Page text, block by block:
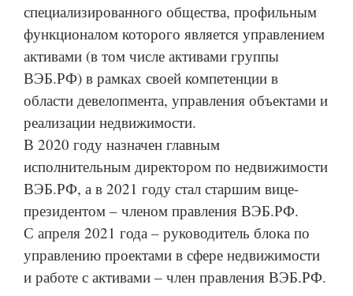
специализированного общества, профильным
функционалом которого является управлением
активами (в том числе активами группы
ВЭБ.РФ) в рамках своей компетенции в
области девелопмента, управления объектами и
реализации недвижимости.
В 2020 году назначен главным
исполнительным директором по недвижимости
ВЭБ.РФ, а в 2021 году стал старшим вице-
президентом – членом правления ВЭБ.РФ.
С апреля 2021 года – руководитель блока по
управлению проектами в сфере недвижимости
и работе с активами – член правления ВЭБ.РФ.